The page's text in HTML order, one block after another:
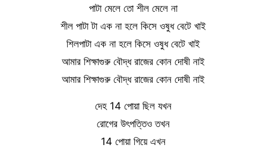
পাটা মেলে তো শীল মেলে না
শীল পাটা টা এক না হলে কিসে ওষুধ বেটে খাই
শিলপাটা এক না হলে কিসে ওষুধ বেটে খাই
আমার শিক্ষাগুরু বৌদ্ধ রাজের কোন দোষী নাই
আমার শিক্ষাগুরু বৌদ্ধ রাজের কোন দোষী নাই
দেহ 14 পোয়া ছিল যখন
রোগের উৎপত্তিও তখন
14 পোয়া গিয়ে এখন